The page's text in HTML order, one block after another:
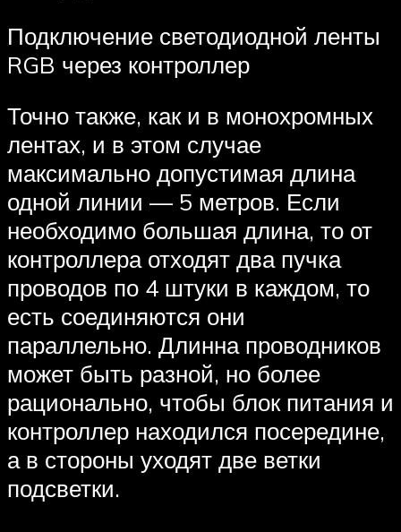
Подключение светодиодной ленты
RGB через контроллер
Точно также, как и в монохромных
лентах, и в этом случае
максимально допустимая длина
одной линии — 5 метров. Если
необходимо большая длина, то от
контроллера отходят два пучка
проводов по 4 штуки в каждом, то
есть соединяются они
параллельно. Длинна проводников
может быть разной, но более
рационально, чтобы блок питания и
контроллер находился посередине,
а в стороны уходят две ветки
подсветки.